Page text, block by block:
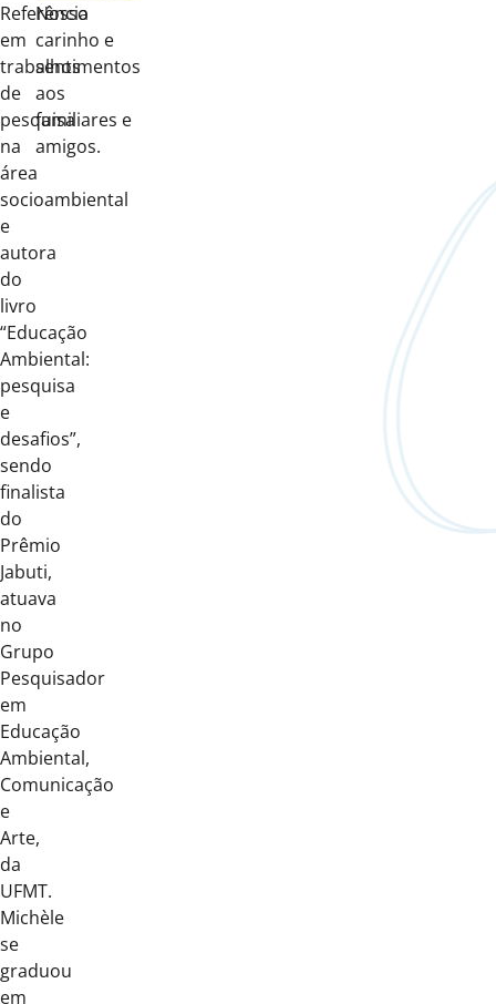
Referência
em
trabalhos
de
pesquisa
na
área
socioambiental
e
autora
do
livro
“Educação
Ambiental:
pesquisa
e
desafios”,
sendo
finalista
do
Prêmio
Jabuti,
atuava
no
Grupo
Pesquisador
em
Educação
Ambiental,
Comunicação
e
Arte,
da
UFMT.
Michèle
se
graduou
em
Nosso
carinho e
sentimentos
aos
familiares e
amigos.